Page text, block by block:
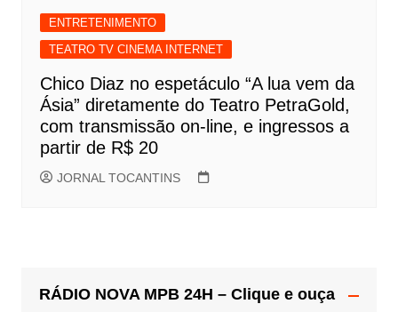
ENTRETENIMENTO
TEATRO TV CINEMA INTERNET
Chico Diaz no espetáculo “A lua vem da
Ásia” diretamente do Teatro PetraGold,
com transmissão on-line, e ingressos a
partir de R$ 20
JORNAL TOCANTINS
RÁDIO NOVA MPB 24H – Clique e ouça